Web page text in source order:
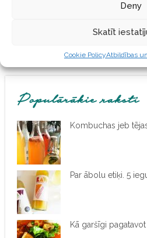
Deny
Skatīt
Cookie PolicyAtbildības
Populārākie raksti
Kombuchas jeb
Par ābolu etiķi. 5
Kā garšīgi